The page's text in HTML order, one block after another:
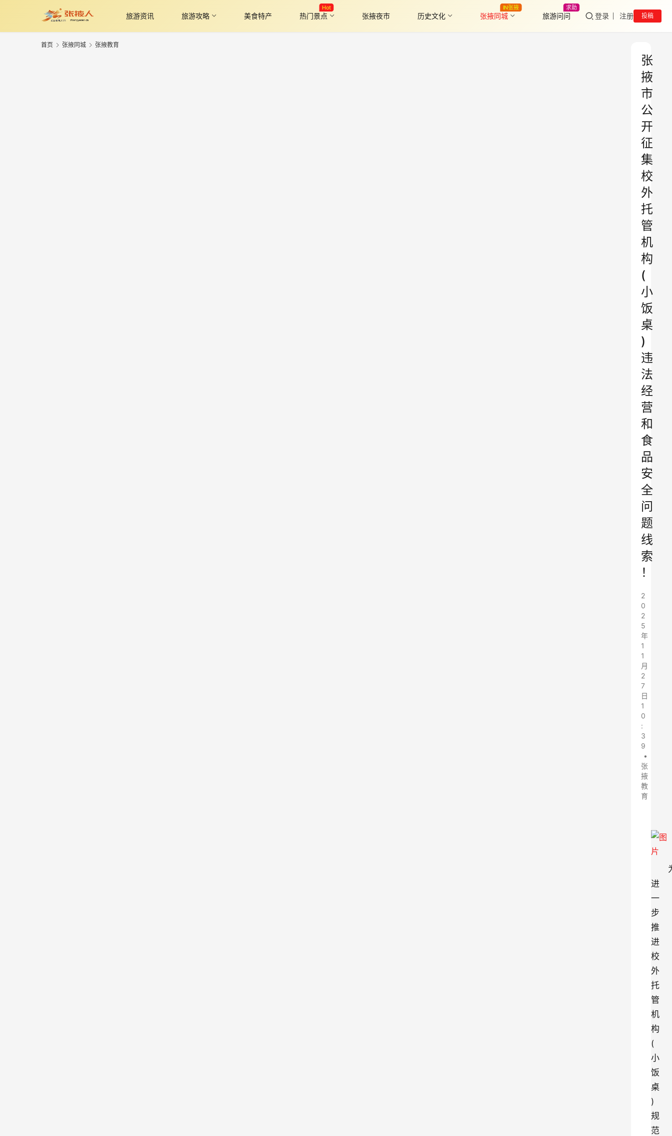
旅游资讯 旅游攻略 美食特产 热门景点
Hot
张掖夜市 历史文化 张掖同城
IN张掖
旅游问问
求助
登录 注册 投稿
首页 张掖同城 张掖教育
张
掖
市
公
开
征
集
校
外
托
管
机
构
(
小
饭
桌
)
违
法
经
营
和
食
品
安
全
问
题
线
索
！
2
0
2
5
年
1
1
月
2
7
日
1
0
:
3
9
•
张
掖
教
育
进
一
步
推
进
校
外
托
管
机
构
(
小
饭
桌
)
规
范